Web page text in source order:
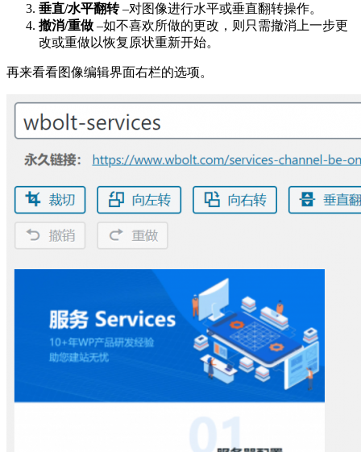
垂直/水平翻转–对图像进行水平或垂直翻转操作。
撤消/重做 –如不喜欢所做的更改，则只需撤消上一步更
改或重做以恢复原状重新开始。
再来看看图像编辑界面右栏的选项。